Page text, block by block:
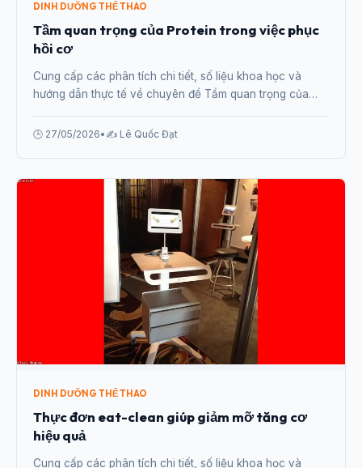
DINH DƯỠNG THỂ THAO
Tầm quan trọng của Protein trong việc phục
hồi cơ
Cung cấp các phân tích chi tiết, số liệu khoa học và
hướng dẫn thực tế về chuyên đề Tầm quan trọng của
🕒 27/05/2026• ✍️ Lê Quốc Đạt
DINH DƯỠNG THỂ THAO
Thực đơn eat-clean giúp giảm mỡ tăng cơ
hiệu quả
Cung cấp các phân tích chi tiết, số liệu khoa học và